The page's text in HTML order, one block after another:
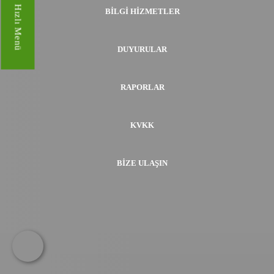
Hızlı Menü BILGI HIZMETLER
DUYURULAR
RAPORLAR
KVKK
BIZE ULAŞIN